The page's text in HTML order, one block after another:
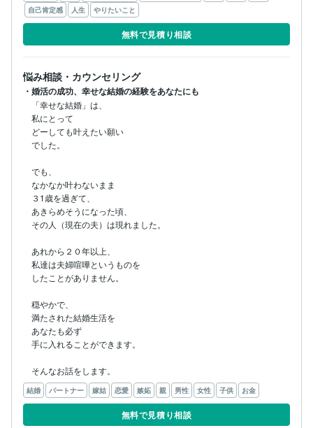
自己肯定感
人生 やりたいこと
無料で見積り相談
悩み相談・カウンセリング
・婚活の成功、幸せな結婚の経験をあなたにも
「幸せな結婚」は、
私にとって
どーしても叶えたい願い
でした。
でも、
なかなか叶わないまま
３1歳を過ぎて、
あきらめそうになった頃、
その人（現在の夫）は現れました。
あれから２０年以上、
私達は夫婦喧嘩というものを
したことがありません。
穏やかで、
満たされた結婚生活を
あなたも必ず
手に入れることができます。
そんなお話をします。
結婚 パートナー 嫁姑 恋愛 嫉妬 親 男性 女性 子供 お金
無料で見積り相談